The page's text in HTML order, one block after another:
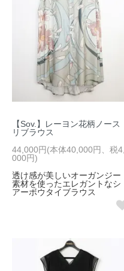
【Sov.】レーヨン花柄ノース
リブラウス
44,000円(本体40,000円、税4,
000円)
透け感が美しいオーガンジー
素材を使ったエレガントなシ
アーボウタイブラウス